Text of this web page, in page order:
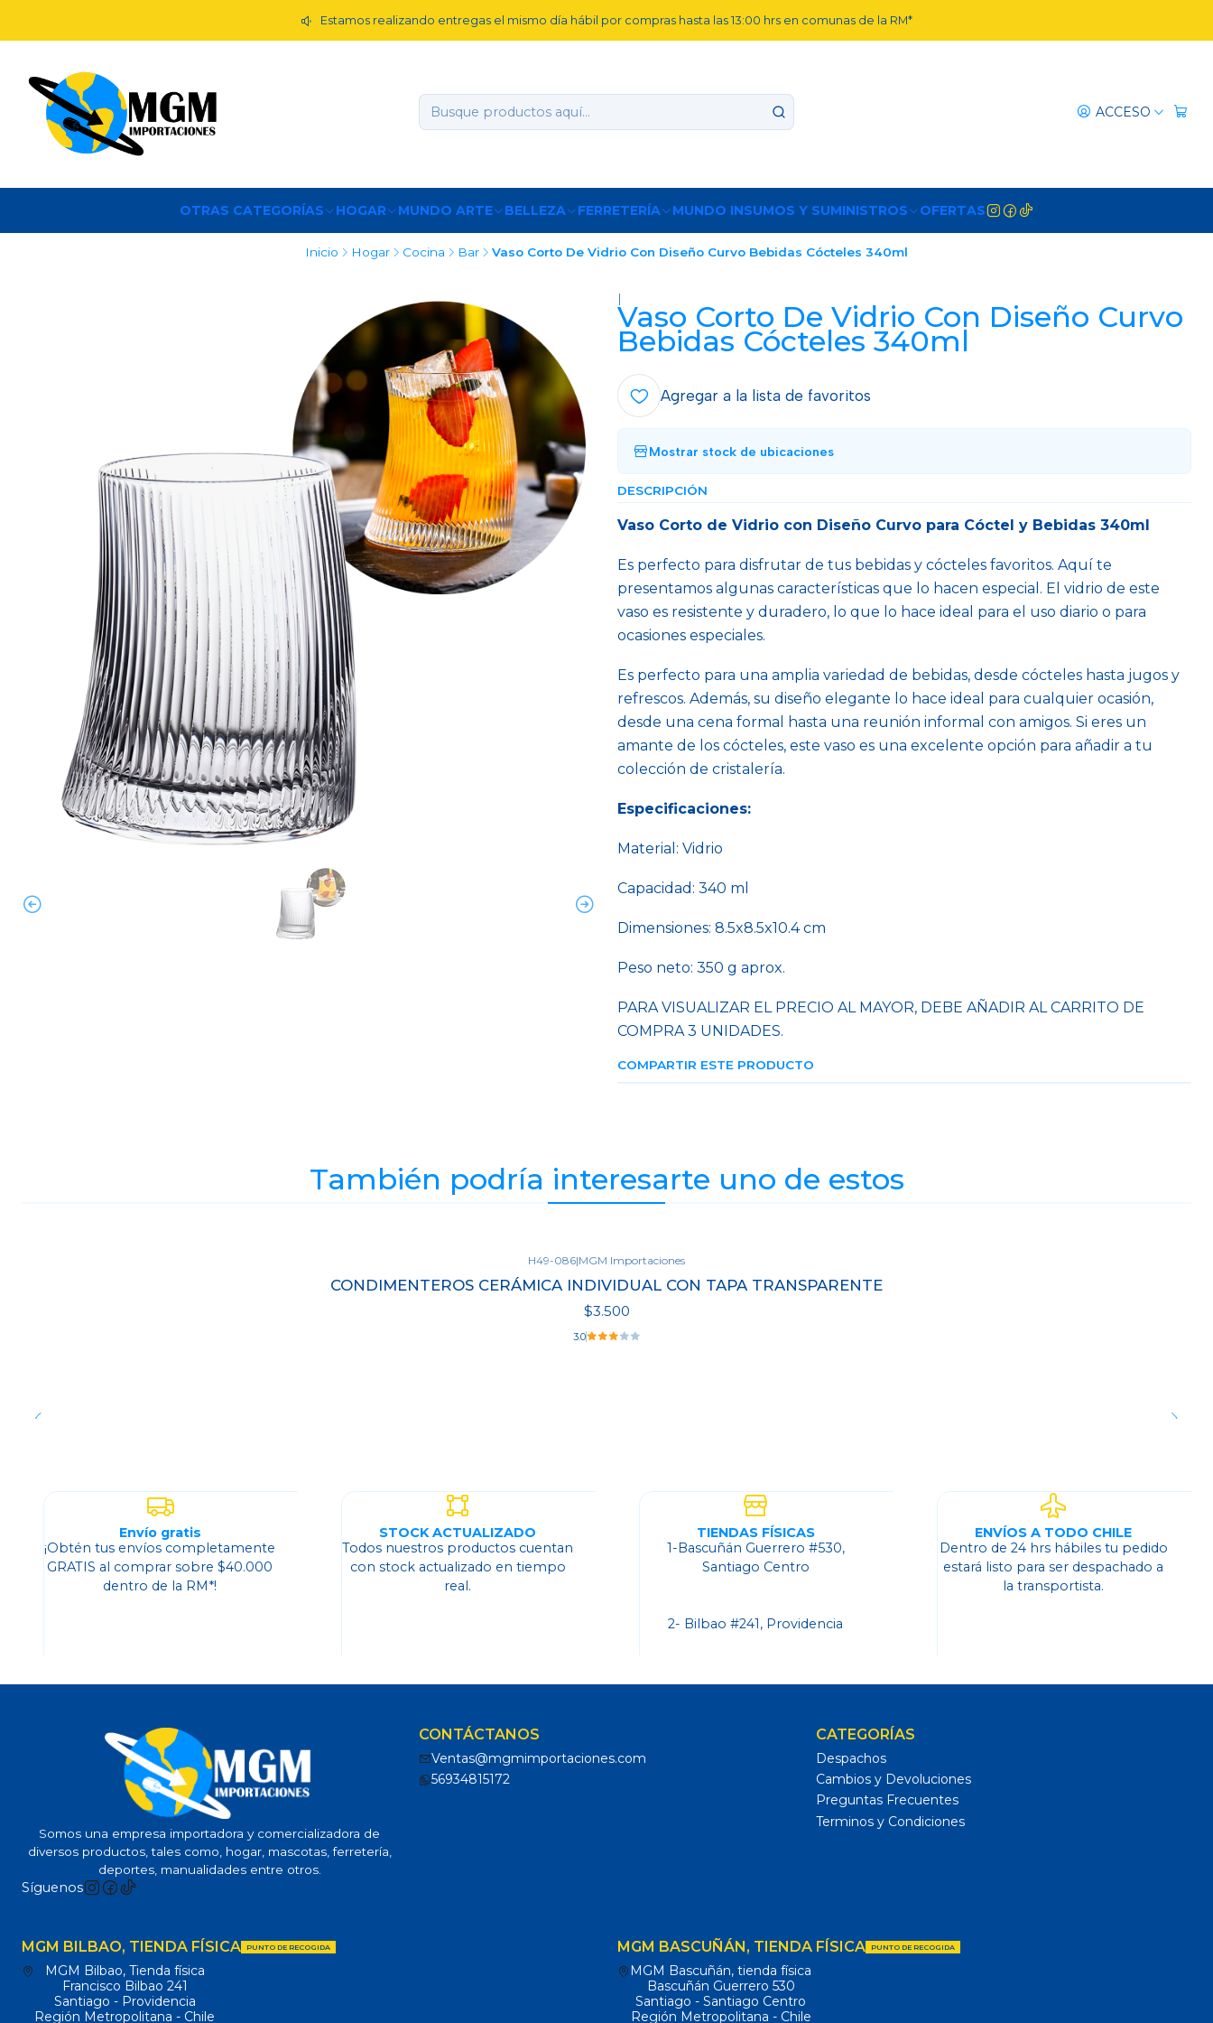
ACCESO
OTRAS CATEGORÍAS HOGAR MUNDO ARTE BELLEZA FERRETERÍA MUNDO INSUMOS Y SUMINISTROS OFERTAS
Estamos realizando entregas el mismo día hábil por compras hasta las 13:00 hrs en comunas de la RM*
Inicio Hogar Cocina Bar Vaso Corto De Vidrio Con Diseño Curvo Bebidas Cócteles 340ml
|
Vaso Corto De Vidrio Con Diseño Curvo
Bebidas Cócteles 340ml
Agregar a la lista de favoritos
Mostrar stock de ubicaciones
DESCRIPCIÓN
Vaso Corto de Vidrio con Diseño Curvo para Cóctel y Bebidas 340ml
Es perfecto para disfrutar de tus bebidas y cócteles favoritos. Aquí te
presentamos algunas características que lo hacen especial. El vidrio de este
vaso es resistente y duradero, lo que lo hace ideal para el uso diario o para
ocasiones especiales.
Es perfecto para una amplia variedad de bebidas, desde cócteles hasta jugos y
refrescos. Además, su diseño elegante lo hace ideal para cualquier ocasión,
desde una cena formal hasta una reunión informal con amigos. Si eres un
amante de los cócteles, este vaso es una excelente opción para añadir a tu
colección de cristalería.
Especificaciones:
Material: Vidrio
Capacidad: 340 ml
Dimensiones: 8.5x8.5x10.4 cm
Peso neto: 350 g aprox.
PARA VISUALIZAR EL PRECIO AL MAYOR, DEBE AÑADIR AL CARRITO DE
COMPRA 3 UNIDADES.
COMPARTIR ESTE PRODUCTO
También podría interesarte uno de estos
H49-086|MGM Importaciones
CONDIMENTEROS CERÁMICA INDIVIDUAL CON TAPA TRANSPARENTE
$3.500
3.0
Envío gratis
¡Obtén tus envíos completamente
GRATIS al comprar sobre $40.000
dentro de la RM*!
STOCK ACTUALIZADO
Todos nuestros productos cuentan
con stock actualizado en tiempo
real.
TIENDAS FÍSICAS
1-Bascuñán Guerrero #530,
Santiago Centro
2- Bilbao #241, Providencia
ENVÍOS A TODO CHILE
Dentro de 24 hrs hábiles tu pedido
estará listo para ser despachado a
la transportista.
Somos una empresa importadora y comercializadora de
diversos productos, tales como, hogar, mascotas, ferretería,
deportes, manualidades entre otros.
Síguenos
CONTÁCTANOS
Ventas@mgmimportaciones.com
56934815172
CATEGORÍAS
Despachos
Cambios y Devoluciones
Preguntas Frecuentes
Terminos y Condiciones
MGM BILBAO, TIENDA FÍSICA PUNTO DE RECOGIDA
MGM Bilbao, Tienda física
Francisco Bilbao 241
Santiago - Providencia
Región Metropolitana - Chile
MGM BASCUÑÁN, TIENDA FÍSICA PUNTO DE RECOGIDA
MGM Bascuñán, tienda física
Bascuñán Guerrero 530
Santiago - Santiago Centro
Región Metropolitana - Chile